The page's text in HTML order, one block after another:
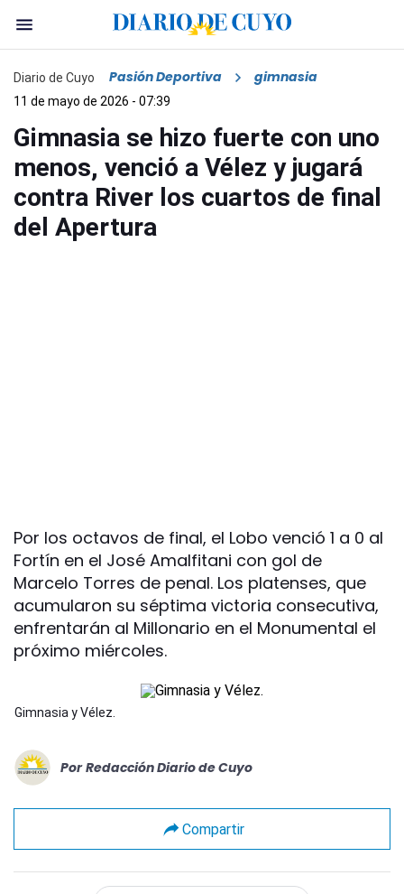
Diario de Cuyo Pasión Deportiva gimnasia
11 de mayo de 2026 - 07:39
Gimnasia se hizo fuerte con uno
menos, venció a Vélez y jugará
contra River los cuartos de final
del Apertura
Por los octavos de final, el Lobo venció 1 a 0 al
Fortín en el José Amalfitani con gol de
Marcelo Torres de penal. Los platenses, que
acumularon su séptima victoria consecutiva,
enfrentarán al Millonario en el Monumental el
próximo miércoles.
Gimnasia y Vélez.
Por Redacción Diario de Cuyo
Compartir